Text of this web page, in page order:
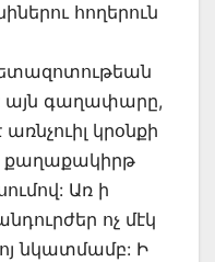
հողերուն
այն գաղափարը,
կրօնքի
քաղաքակիրթ
Առ ի
ոչ մէկ
նկատմամբ: Ի